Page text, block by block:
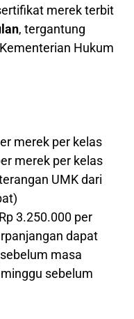
merek terbit
, tergantung
Hukum
merek per kelas
merek per kelas
UMK dari
3.250.000 per
dapat
masa
sebelum